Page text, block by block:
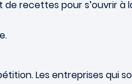
de recettes pour s’ouvrir
Les entreprises qui